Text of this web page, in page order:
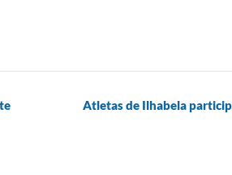
Atletas de Ilhabela